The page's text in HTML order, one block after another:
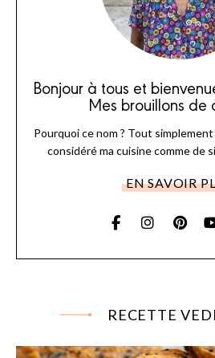
Bonjour à tous et
Mes brouillons de
Pourquoi ce nom ? Tout
considéré ma cuisine comme de
EN SAVOIR
RECETTE